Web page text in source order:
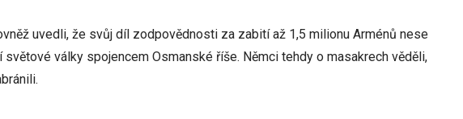
uvedli, že svůj díl zodpovědnosti za zabití až 1,5 milionu Arménů nese
války spojencem Osmanské říše. Němci tehdy o masakrech věděli,